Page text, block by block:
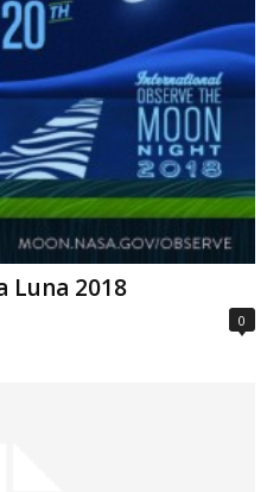
Luna 2018
0